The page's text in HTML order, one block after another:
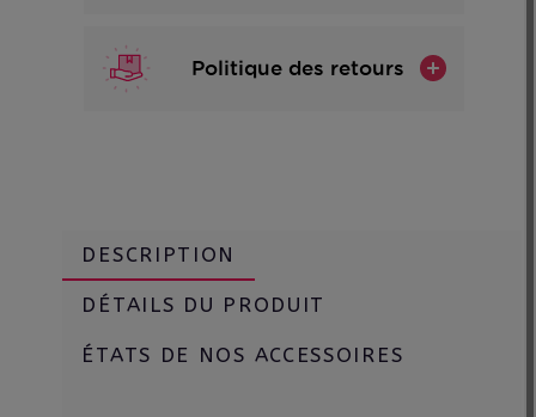
Politique des retours
DESCRIPTION
DÉTAILS DU PRODUIT
ÉTATS DE NOS ACCESSOIRES